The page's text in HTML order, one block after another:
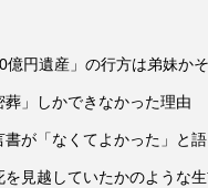
円遺産」の行方は弟妹か
」しかできなかった理由
が「なくてよかった」と
見越していたかのような生